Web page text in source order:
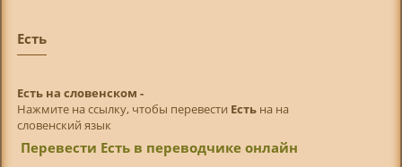
Есть
Есть на словенском -
Нажмите на ссылку, чтобы перевести Естьна на
словенский язык
Перевести Есть в переводчике онлайн